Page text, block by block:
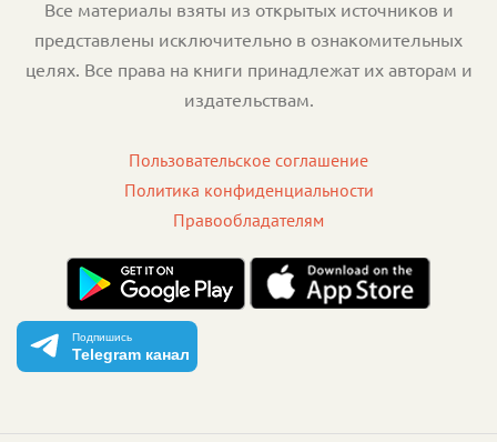
Все материалы взяты из открытых источников и
представлены исключительно в ознакомительных
целях. Все права на книги принадлежат их авторам и
издательствам.
Пользовательское соглашение
Политика конфиденциальности
Правообладателям
Подпишись
Telegram канал